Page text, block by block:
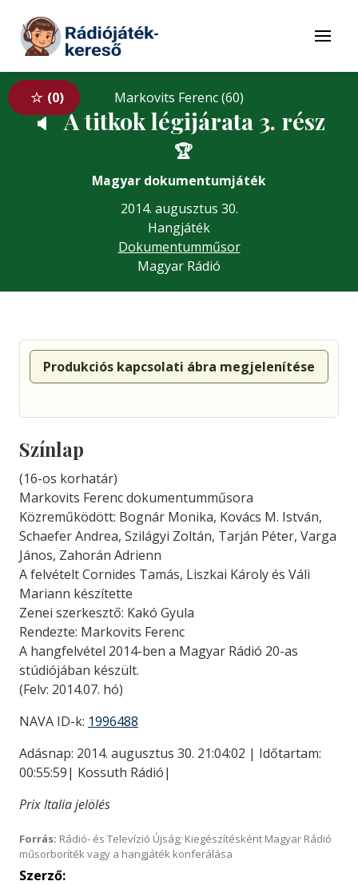
Tovább a tartalomhoz
Menü
0 Markovits Ferenc (60)
🔈 A titkok légijárata 3. rész
🏆
Magyar dokumentumjáték
2014. augusztus 30.
Hangjáték
Dokumentumműsor
Magyar Rádió
Produkciós kapcsolati ábra megjelenítése
Színlap
(16-os korhatár)
Markovits Ferenc dokumentumműsora
Közreműködött: Bognár Monika, Kovács M. István,
Schaefer Andrea, Szilágyi Zoltán, Tarján Péter, Varga
János, Zahorán Adrienn
A felvételt Cornides Tamás, Liszkai Károly és Váli
Mariann készítette
Zenei szerkesztő: Kakó Gyula
Rendezte: Markovits Ferenc
A hangfelvétel 2014-ben a Magyar Rádió 20-as
stúdiójában készült.
(Felv: 2014.07. hó)
NAVA ID-k: 1996488
Adásnap: 2014. augusztus 30. 21:04:02 | Időtartam:
00:55:59| Kossuth Rádió|
Prix Italia jelölés
Forrás: Rádió- és Televízió Újság; Kiegészítésként Magyar Rádió
műsorboríték vagy a hangjáték konferálása
Szerző: